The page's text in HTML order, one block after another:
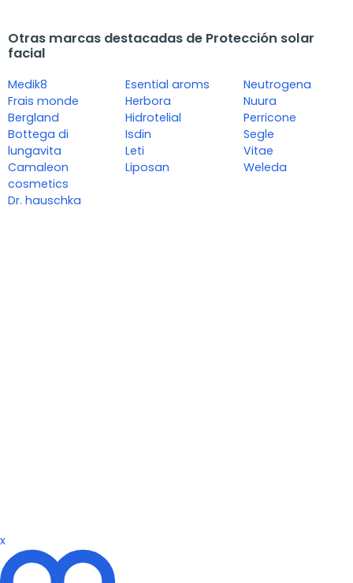
Otras marcas destacadas de Protección solar
facial
Medik8
Frais monde
Bergland
Bottega di
lungavita
Camaleon
cosmetics
Dr. hauschka
Esential aroms
Herbora
Hidrotelial
Isdin
Leti
Liposan
Neutrogena
Nuura
Perricone
Segle
Vitae
Weleda
x